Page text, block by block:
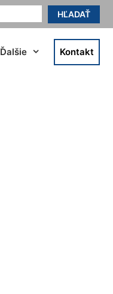
HĽADAŤ
Ďalšie Kontakt